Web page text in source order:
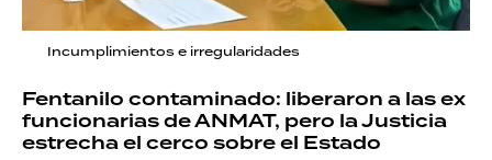
Incumplimientos e irregularidades
Fentanilo contaminado: liberaron a las ex
funcionarias de ANMAT, pero la Justicia
estrecha el cerco sobre el Estado